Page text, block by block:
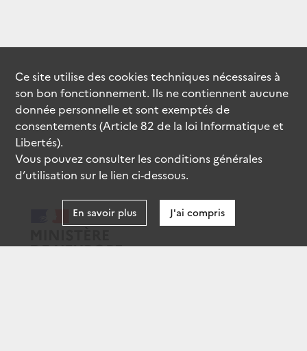
Ce site utilise descookiestechniques nécessaires à
son bon fonctionnement. Ils ne contiennent aucune
donnée personnelle et sont exemptés de
consentements (Article 82 de la loi Informatique et
Libertés).
Vous pouvez consulter les conditions générales
d’utilisation sur le lien ci-dessous.
En savoir plus J'ai compris